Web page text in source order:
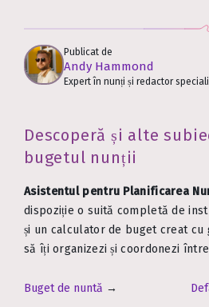
Publicat de
Andy Hammond
Expert în nunți și redactor
Descoperă și alte
bugetul nunții
Asistentul pentru Planificarea
dispoziție o suită completă de
și un calculator de buget creat cu
să îți organizezi și coordonezi
Buget de nuntă →